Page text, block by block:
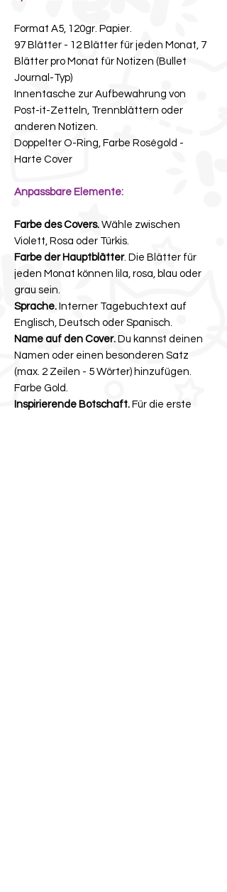
Format A5, 120gr. Papier.
97 Blätter - 12 Blätter für jeden Monat, 7
Blätter pro Monat für Notizen (Bullet
Journal-Typ)
Innentasche zur Aufbewahrung von
Post-it-Zetteln, Trennblättern oder
anderen Notizen.
Doppelter O-Ring, Farbe Roségold -
Harte Cover
Anpassbare Elemente:
Farbe des Covers. Wähle zwischen
Violett, Rosa oder Türkis.
Farbe der Hauptblätter. Die Blätter für
jeden Monat können lila, rosa, blau oder
grau sein.
Sprache. Interner Tagebuchtext auf
Englisch, Deutsch oder Spanisch.
Name auf den Cover. Du kannst deinen
Namen oder einen besonderen Satz
(max. 2 Zeilen - 5 Wörter) hinzufügen.
Farbe Gold.
Inspirierende Botschaft. Für die erste